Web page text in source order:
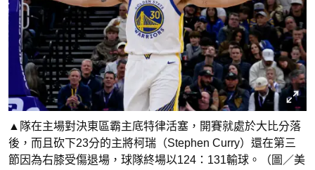
▲隊在主場對決東區霸主底特律活塞，開賽就處於大比分落
後，而且砍下23分的主將柯瑞（Stephen Curry）還在第三
節因為右膝受傷退場，球隊終場以124：131輸球。（圖／美